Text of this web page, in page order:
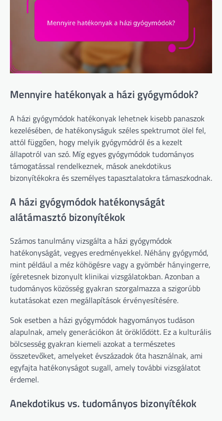
Mennyire hatékonyak a házi gyógymódok?
A házi gyógymódok hatékonyak lehetnek kisebb panaszok
kezelésében, de hatékonyságuk széles spektrumot ölel fel,
attól függően, hogy melyik gyógymódról és a kezelt
állapotról van szó. Míg egyes gyógymódok tudományos
támogatással rendelkeznek, mások anekdotikus
bizonyítékokra és személyes tapasztalatokra támaszkodnak.
A házi gyógymódok hatékonyságát
alátámasztó bizonyítékok
Számos tanulmány vizsgálta a házi gyógymódok
hatékonyságát, vegyes eredményekkel. Néhány gyógymód,
mint például a méz köhögésre vagy a gyömbér hányingerre,
ígéretesnek bizonyult klinikai vizsgálatokban. Azonban a
tudományos közösség gyakran szorgalmazza a szigorúbb
kutatásokat ezen megállapítások érvényesítésére.
Sok esetben a házi gyógymódok hagyományos tudáson
alapulnak, amely generációkon át öröklődött. Ez a kulturális
bölcsesség gyakran kiemeli azokat a természetes
összetevőket, amelyeket évszázadok óta használnak, ami
egyfajta hatékonyságot sugall, amely további vizsgálatot
érdemel.
Anekdotikus vs. tudományos bizonyítékok